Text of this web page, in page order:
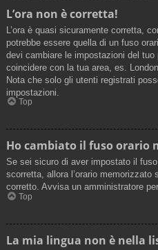
L’ora non è corretta!
L’ora è quasi sicuramente corretta,
potrebbe essere quella di un fuso
devi cambiare le impostazioni del
coincidere con la tua area, es.
Nota che solo gli utenti registrati
impostazioni.
Top
Ho cambiato il fuso orario
Se sei sicuro di aver impostato il
scorretta, allora l’orario memorizzato
corretto. Avvisa un amministratore
Top
La mia lingua non è nella